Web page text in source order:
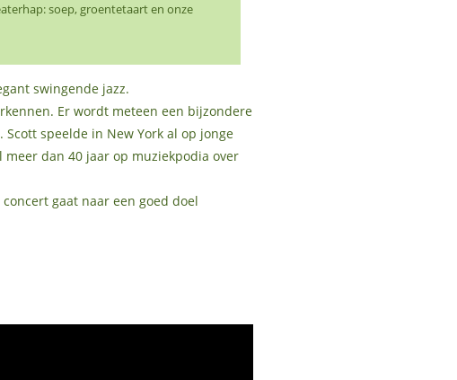
soep, groentetaart en onze
swingende jazz.
Er wordt meteen een bijzondere
speelde in New York al op jonge
meer dan 40 jaar op muziekpodia over
gaat naar een goed doel